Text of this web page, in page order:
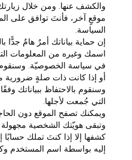
والكشف عنها. ومن خلال
موقعٍ آخر، فأنتَ توافق على
السياسة.
إن حماية بياناتك أمرٌ هامٌ جدًّا
اسمك وغيره من المعلومات
في سياسة الخصوصيّة. وسنقوم
أو إذا كانت ذات صلةٍ ضرورية
وسنقوم بالاحتفاظ ببياناتك
التي جُمعت لأجلها.
ويمكنك تصفح الموقع دون
وتبقى هويّتك الشخصية مجهولة
كشفها إلا إذا كنتَ تملك حسابًا
إليه بواسطة اسم المستخدم